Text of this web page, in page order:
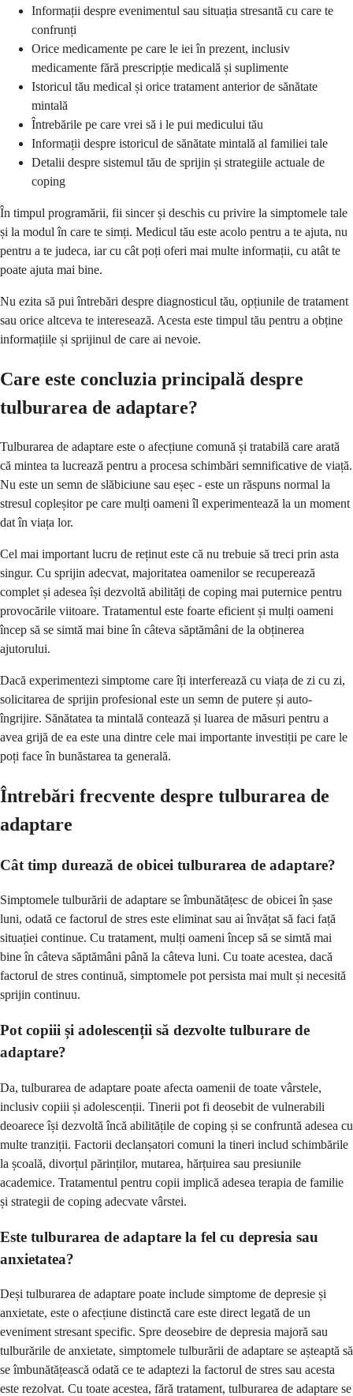
Informații despre evenimentul sau situația stresantă cu care te
confrunți
Orice medicamente pe care le iei în prezent, inclusiv
medicamente fără prescripție medicală și suplimente
Istoricul tău medical și orice tratament anterior de sănătate
mintală
Întrebările pe care vrei să i le pui medicului tău
Informații despre istoricul de sănătate mintală al familiei tale
Detalii despre sistemul tău de sprijin și strategiile actuale de
coping
În timpul programării, fii sincer și deschis cu privire la simptomele tale
și la modul în care te simți. Medicul tău este acolo pentru a te ajuta, nu
pentru a te judeca, iar cu cât poți oferi mai multe informații, cu atât te
poate ajuta mai bine.
Nu ezita să pui întrebări despre diagnosticul tău, opțiunile de tratament
sau orice altceva te interesează. Acesta este timpul tău pentru a obține
informațiile și sprijinul de care ai nevoie.
Care este concluzia principală despre
tulburarea de adaptare?
Tulburarea de adaptare este o afecțiune comună și tratabilă care arată
că mintea ta lucrează pentru a procesa schimbări semnificative de viață.
Nu este un semn de slăbiciune sau eșec - este un răspuns normal la
stresul copleșitor pe care mulți oameni îl experimentează la un moment
dat în viața lor.
Cel mai important lucru de reținut este că nu trebuie să treci prin asta
singur. Cu sprijin adecvat, majoritatea oamenilor se recuperează
complet și adesea își dezvoltă abilități de coping mai puternice pentru
provocările viitoare. Tratamentul este foarte eficient și mulți oameni
încep să se simtă mai bine în câteva săptămâni de la obținerea
ajutorului.
Dacă experimentezi simptome care îți interferează cu viața de zi cu zi,
solicitarea de sprijin profesional este un semn de putere și auto-
îngrijire. Sănătatea ta mintală contează și luarea de măsuri pentru a
avea grijă de ea este una dintre cele mai importante investiții pe care le
poți face în bunăstarea ta generală.
Întrebări frecvente despre tulburarea de
adaptare
Cât timp durează de obicei tulburarea de adaptare?
Simptomele tulburării de adaptare se îmbunătățesc de obicei în șase
luni, odată ce factorul de stres este eliminat sau ai învățat să faci față
situației continue. Cu tratament, mulți oameni încep să se simtă mai
bine în câteva săptămâni până la câteva luni. Cu toate acestea, dacă
factorul de stres continuă, simptomele pot persista mai mult și necesită
sprijin continuu.
Pot copiii și adolescenții să dezvolte tulburare de
adaptare?
Da, tulburarea de adaptare poate afecta oamenii de toate vârstele,
inclusiv copiii și adolescenții. Tinerii pot fi deosebit de vulnerabili
deoarece își dezvoltă încă abilitățile de coping și se confruntă adesea cu
multe tranziții. Factorii declanșatori comuni la tineri includ schimbările
la școală, divorțul părinților, mutarea, hărțuirea sau presiunile
academice. Tratamentul pentru copii implică adesea terapia de familie
și strategii de coping adecvate vârstei.
Este tulburarea de adaptare la fel cu depresia sau
anxietatea?
Deși tulburarea de adaptare poate include simptome de depresie și
anxietate, este o afecțiune distinctă care este direct legată de un
eveniment stresant specific. Spre deosebire de depresia majoră sau
tulburările de anxietate, simptomele tulburării de adaptare se așteaptă să
se îmbunătățească odată ce te adaptezi la factorul de stres sau acesta
este rezolvat. Cu toate acestea, fără tratament, tulburarea de adaptare se